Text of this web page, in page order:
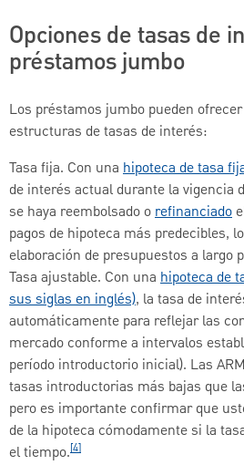
Opciones de tasas de
préstamos jumbo
Los préstamos jumbo pueden
estructuras de tasas de interés:
Tasa fija. Con una hipoteca de tasa
de interés actual durante la vigencia
se haya reembolsado orefinanciado
pagos de hipoteca más predecibles,
elaboración de presupuestos a largo
Tasa ajustable. Con una hipoteca de
sus siglas en inglés), la tasa de
automáticamente para reflejar las
mercado conforme a intervalos
período introductorio inicial). Las
tasas introductorias más bajas que
pero es importante confirmar que
de la hipoteca cómodamente si la
el tiempo.[4]